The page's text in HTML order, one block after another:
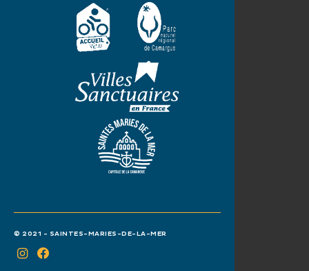
© 2021 - SAINTES-MARIES-DE-LA-MER